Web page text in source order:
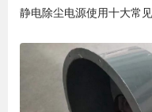
静电除尘电源使用十大常